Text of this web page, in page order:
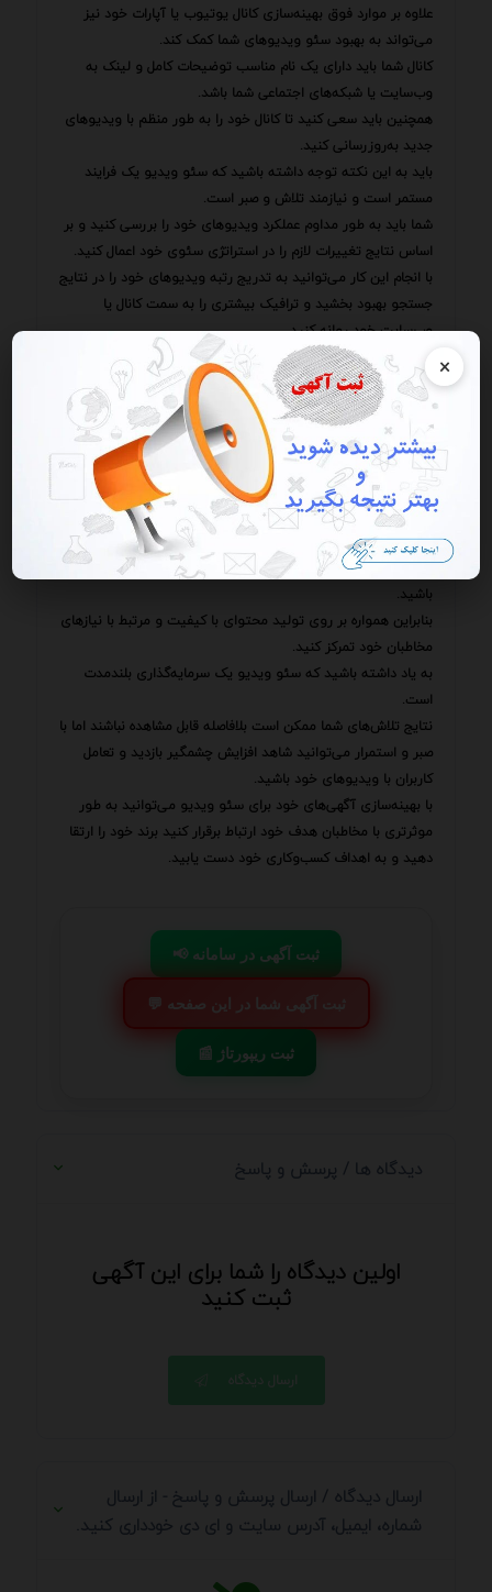
×
علاوه بر موارد فوق بهینه‌سازی کانال یوتیوب یا آپارات خود نیز
می‌تواند به بهبود سئو ویدیوهای شما کمک کند.
کانال شما باید دارای یک نام مناسب توضیحات کامل و لینک به
وب‌سایت یا شبکه‌های اجتماعی شما باشد.
همچنین باید سعی کنید تا کانال خود را به طور منظم با ویدیوهای
جدید به‌روزرسانی کنید.
باید به این نکته توجه داشته باشید که سئو ویدیو یک فرایند
مستمر است و نیازمند تلاش و صبر است.
شما باید به طور مداوم عملکرد ویدیوهای خود را بررسی کنید و بر
اساس نتایج تغییرات لازم را در استراتژی سئوی خود اعمال کنید.
با انجام این کار می‌توانید به تدریج رتبه ویدیوهای خود را در نتایج
جستجو بهبود بخشید و ترافیک بیشتری را به سمت کانال یا
وب‌سایت خود روانه کنید.
دیجیتال الگوریتم‌های موتورهای جستجو دائماً در حال تغییر و
تکامل هستند.
بنابراین شما باید همواره از آخرین تغییرات و روندها در زمینه سئو
ویدیو آگاه باشید و استراتژی خود را بر اساس آن‌ها تنظیم کنید.
برای این منظور می‌توانید از منابع مختلفی نظیر وبلاگ‌ها مقالات و
دوره‌های آموزشی آنلاین استفاده کنید.
همچنین فراموش نکنید که محتوای با کیفیت پادشاه است.
هرچقدر هم که ویدیوهای خود را برای سئو بهینه کنید اگر محتوای
آن‌ها جذاب و ارزشمند نباشد نمی‌توانید انتظار موفقیت داشته
باشید.
بنابراین همواره بر روی تولید محتوای با کیفیت و مرتبط با نیازهای
مخاطبان خود تمرکز کنید.
به یاد داشته باشید که سئو ویدیو یک سرمایه‌گذاری بلندمدت
است.
نتایج تلاش‌های شما ممکن است بلافاصله قابل مشاهده نباشند اما با
صبر و استمرار می‌توانید شاهد افزایش چشمگیر بازدید و تعامل
کاربران با ویدیوهای خود باشید.
با بهینه‌سازی آگهی‌های خود برای سئو ویدیو می‌توانید به طور
موثرتری با مخاطبان هدف خود ارتباط برقرار کنید برند خود را ارتقا
دهید و به اهداف کسب‌وکاری خود دست یابید.
📢 ثبت آگهی در سامانه
💬 ثبت آگهی شما در این صفحه
📰 ثبت ریپورتاژ
دیدگاه ها / پرسش و پاسخ
اولین دیدگاه را شما برای این آگهی
ثبت کنید
ارسال دیدگاه
ارسال دیدگاه / ارسال پرسش و پاسخ - از ارسال
شماره، ایمیل، آدرس سایت و ای دی خودداری کنید.